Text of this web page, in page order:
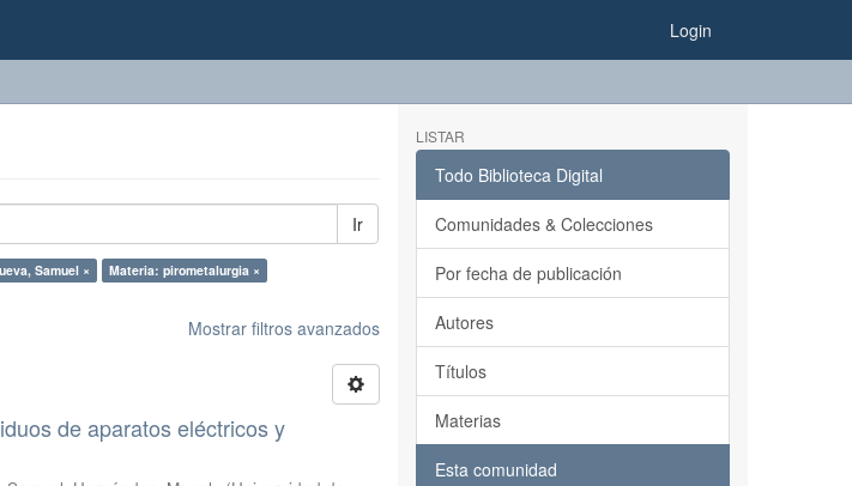
Login
Ir
Samuel ×
Materia: pirometalurgia ×
Mostrar filtros avanzados
de aparatos eléctricos y
LISTAR
Todo Biblioteca Digital
Comunidades & Colecciones
Por fecha de publicación
Autores
Títulos
Materias
Esta comunidad